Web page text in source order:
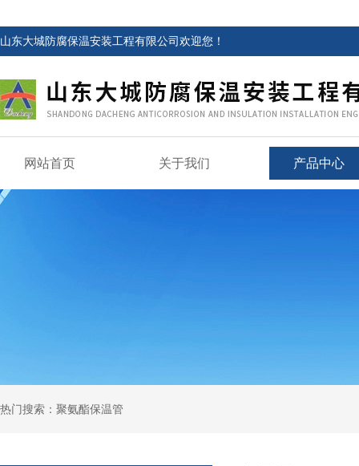
山东大城防腐保温安装工程有限公司欢迎您！
网站首页 关于我们 产品中心
热门搜索：聚氨酯保温管